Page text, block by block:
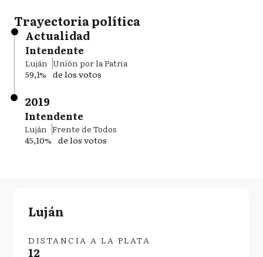
Trayectoria política
Actualidad
Intendente
Luján Unión por la Patria
59,1% de los votos
2019
Intendente
Luján Frente de Todos
45,10% de los votos
Luján
DISTANCIA A LA PLATA
12